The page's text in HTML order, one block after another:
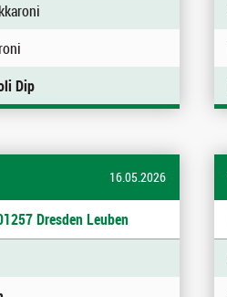
Dip
16.05.2026
Dresden Leuben